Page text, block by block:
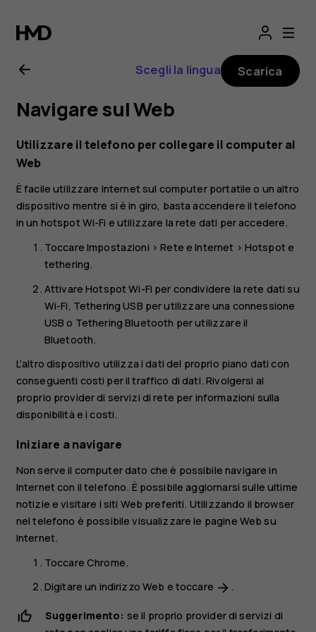
Manuale
d’uso
del
Nokia
2.1
Scegli la lingua Scarica
Navigare sul Web
Utilizzare il telefono per collegare il computer al
Web
È facile utilizzare Internet sul computer portatile o un altro
dispositivo mentre si è in giro, basta accendere il telefono
in un hotspot Wi-Fi e utilizzare la rete dati per accedere.
ToccareImpostazioni >Rete e Internet > Hotspot e
tethering.
AttivareHotspot Wi-Fi per condividere la rete dati su
Wi-Fi, Tethering USB per utilizzare una connessione
USB o Tethering Bluetooth per utilizzare il
Bluetooth.
L'altro dispositivo utilizza i dati del proprio piano dati con
conseguenti costi per il traffico di dati. Rivolgersi al
proprio provider di servizi di rete per informazioni sulla
disponibilità e i costi.
Iniziare a navigare
Non serve il computer dato che è possibile navigare in
Internet con il telefono. È possibile aggiornarsi sulle ultime
notizie e visitare i siti Web preferiti. Utilizzando il browser
nel telefono è possibile visualizzare le pagine Web su
Internet.
ToccareChrome.
Digitare un indirizzo Web e toccare arrow_forward .
Suggerimento: se il proprio provider di servizi di